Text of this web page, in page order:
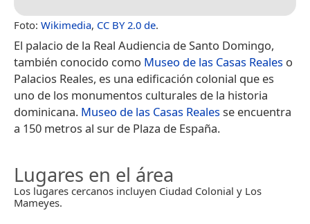
Foto: Wikimedia, CC BY 2.0 de.
El palacio de la Real Audiencia de Santo Domingo,
también conocido como Museo de las Casas Reales o
Palacios Reales, es una edificación colonial que es
uno de los monumentos culturales de la historia
dominicana. Museo de las Casas Realesse encuentra
a 150 metros al sur de Plaza de España.
Lugares en el área
Los lugares cercanos incluyen Ciudad Colonial y Los
Mameyes.